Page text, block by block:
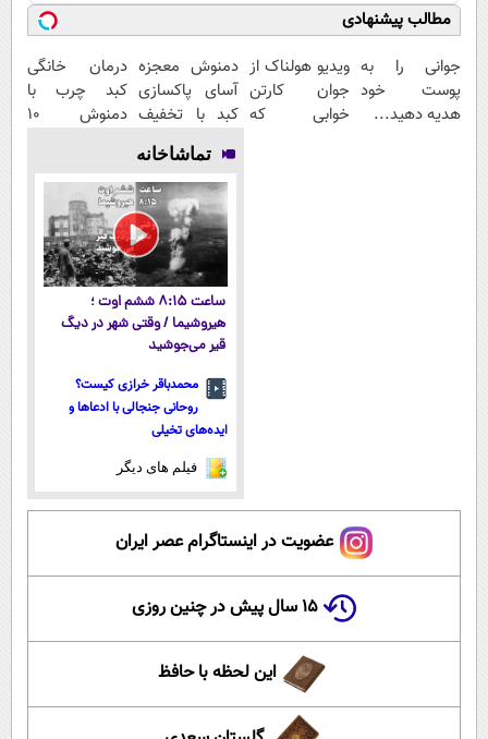
مطالب پیشنهادی
جوانی را به
پوست خود
هدیه دهید...
ویدیو هولناک از
جوان کارتن
خوابی که
دمنوش معجزه
آسای پاکسازی
کبد با تخفیف
درمان خانگی
کبد چرب با
دمنوش 10
تماشاخانه
ساعت ۸:۱۵ ششم اوت ؛
هیروشیما / وقتی شهر در دیگ
قیر می‌جوشید
محمدباقر خرازی کیست؟
روحانی جنجالی با ادعاها و
ایده‌های تخیلی
فیلم های دیگر
عضویت در اینستاگرام عصر ایران
۱۵ سال پیش در چنین روزی
این لحظه با حافظ